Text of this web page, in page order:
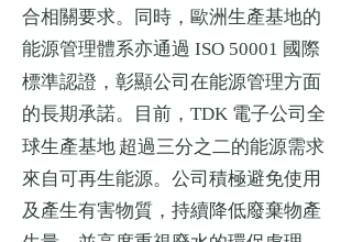
合相關要求。同時，歐洲生產基地的
能源管理體系亦通過 ISO 50001 國際
標準認證，彰顯公司在能源管理方面
的長期承諾。目前， TDK 電子公司全
球生產基地 超過三分之二的能源需求
來自可再生能源。公司積極避免使用
及產生有害物質，持續降低廢棄物產